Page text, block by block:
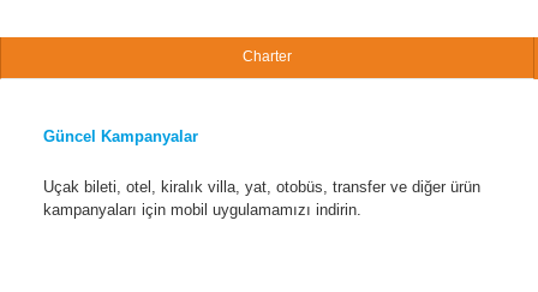
Charter
Güncel Kampanyalar
Uçak bileti, otel, kiralık villa, yat, otobüs, transfer ve diğer ürün
kampanyaları için mobil uygulamamızı indirin.